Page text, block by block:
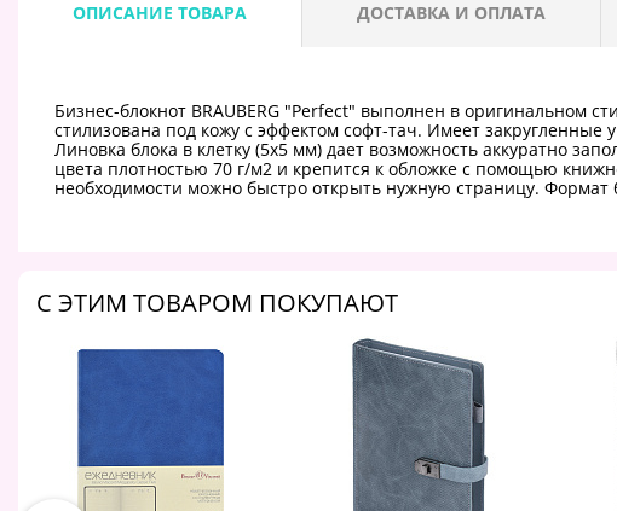
ОПИСАНИЕ ТОВАРА ДОСТАВКА И ОПЛАТА
Бизнес-блокнот BRAUBERG "Perfect" выполнен в оригинальном
стилизована под кожу с эффектом софт-тач. Имеет
Линовка блока в клетку (5х5 мм) дает возможность аккуратно
цвета плотностью 70 г/м2 и крепится к обложке с помощью
необходимости можно быстро открыть нужную страницу. Формат
C ЭТИМ ТОВАРОМ ПОКУПАЮТ